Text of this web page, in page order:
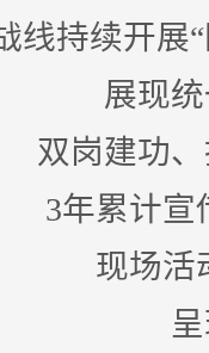
线持续开展
展现
双岗建功
3年累计宣
现场活